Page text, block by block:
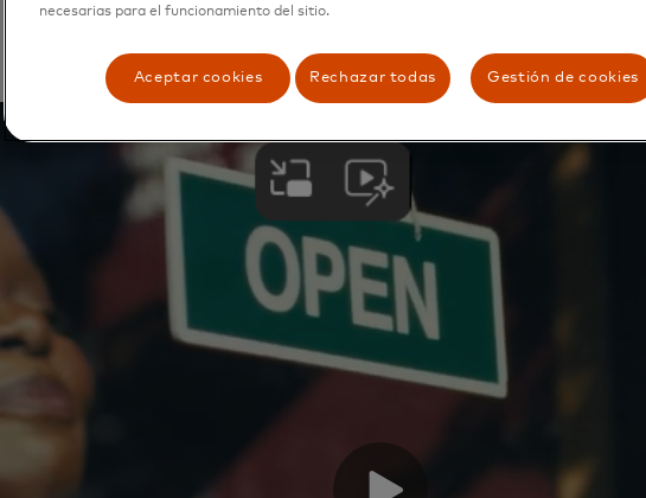
necesarias para el funcionamiento del sitio.
Aceptar cookies Rechazar todas Gestión de cookies